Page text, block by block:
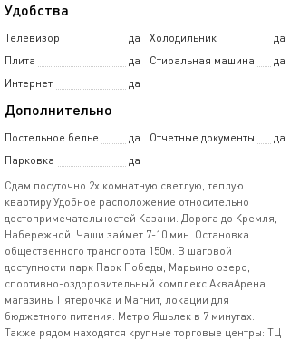
Удобства
Телевизор да Холодильник
да
Плита
да Стиральная машина
да
Интернет
да
Дополнительно
Постельное белье да Отчетные документы
да
Парковка
да
Сдам посуточно 2х комнатную светлую, теплую
квартиру Удобное расположение относительно
достопримечательностей Казани. Дорога до Кремля,
Набережной, Чаши займет 7-10 мин .Остановка
общественного транспорта 150м. В шаговой
доступности парк Парк Победы, Марьино озеро,
спортивно-оздоровительный комплекс АкваАрена.
магазины Пятерочка и Магнит, локации для
бюджетного питания. Метро Яшьлек в 7 минутах.
Также рядом находятся крупные торговые центры: ТЦ